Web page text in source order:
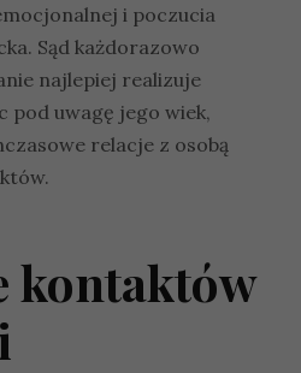
i poczucia
Sąd każdorazowo
najlepiej realizuje
pod uwagę jego wiek,
relacje z osobą
kontaktów